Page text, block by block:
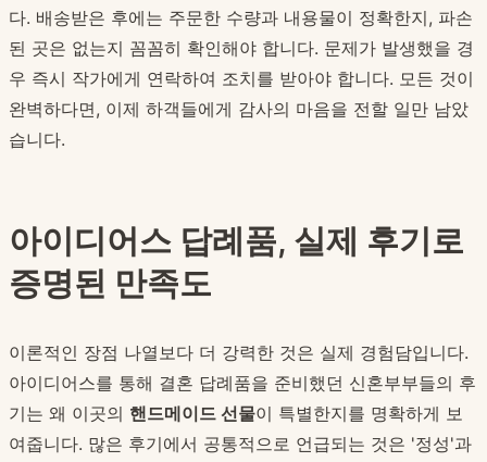
다. 배송받은 후에는 주문한 수량과 내용물이 정확한지, 파손
된 곳은 없는지 꼼꼼히 확인해야 합니다. 문제가 발생했을 경
우 즉시 작가에게 연락하여 조치를 받아야 합니다. 모든 것이
완벽하다면, 이제 하객들에게 감사의 마음을 전할 일만 남았
습니다.
아이디어스 답례품, 실제 후기로
증명된 만족도
이론적인 장점 나열보다 더 강력한 것은 실제 경험담입니다.
아이디어스를 통해 결혼 답례품을 준비했던 신혼부부들의 후
기는 왜 이곳의 핸드메이드 선물이 특별한지를 명확하게 보
여줍니다. 많은 후기에서 공통적으로 언급되는 것은 '정성'과